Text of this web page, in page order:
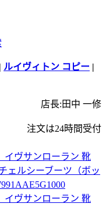
| ルイヴィトン コピー |
店長:田中 一修
注文は24時間受付
イヴサンローラン 靴
ェルシーブーツ（ボッ
イヴサンローラン 靴